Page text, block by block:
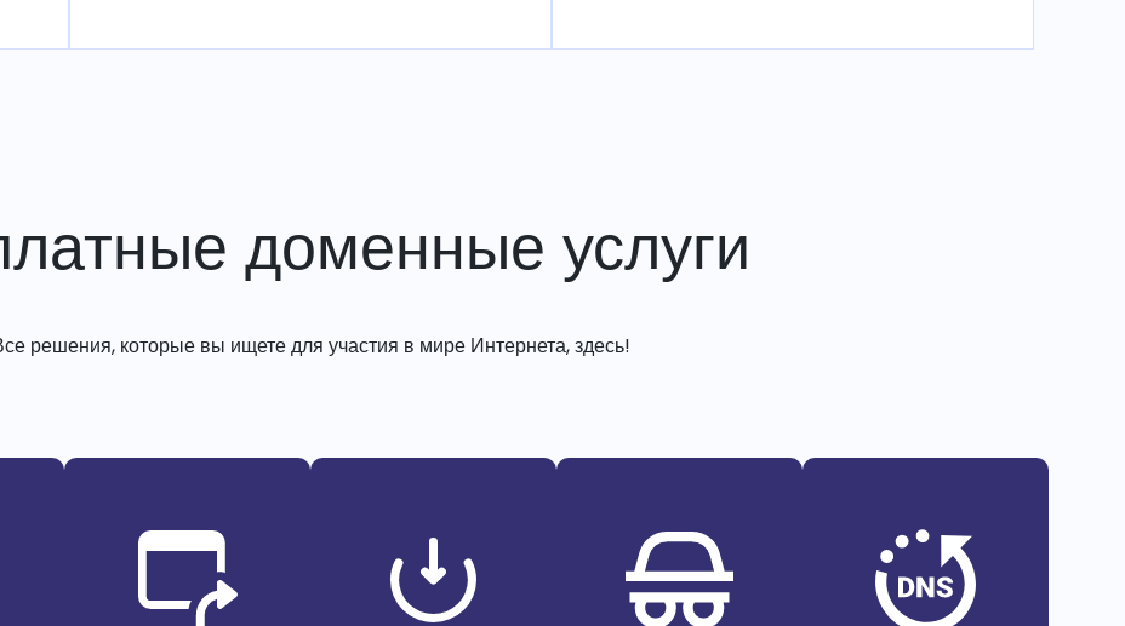
доменные услуги
решения, которые вы ищете для участия в мире Интернета, здесь!